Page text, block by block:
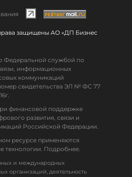
защищены АО «ДП Бизнес
Федеральной службой по
информационных
коммуникаций
свидетельства ЭЛ № ФС 77
финансовой поддержке
развития, связи и
Российской Федерации.
ресурсе применяются
технологии. Подробнее.
и международных
организаций, деятельность